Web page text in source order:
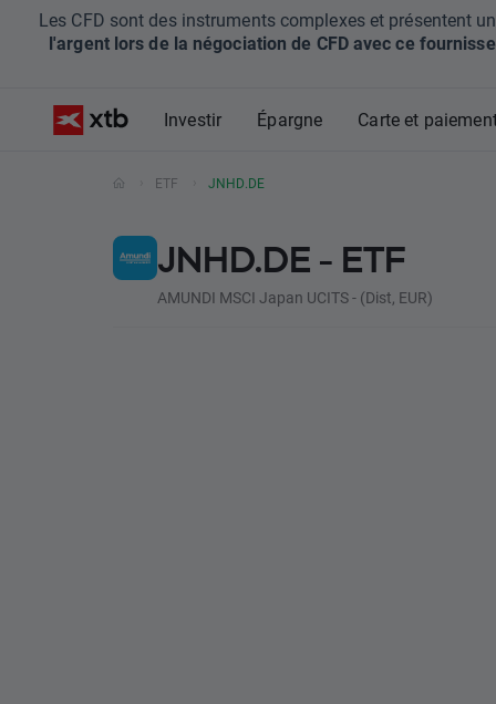
Les CFD sont des instruments complexes et présentent
l'argent lors de la négociation de CFD avec ce
Investir Épargne Carte et
ETF JNHD.DE
JNHD.DE - ETF
AMUNDI MSCI Japan UCITS - (Dist, EUR)